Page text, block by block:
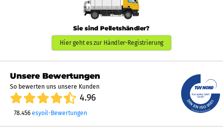
Sie sind Pelletshändler?
Hier geht es zur Händler-Registrierung
Unsere Bewertungen
So bewerten uns unsere Kunden
4.96
78.456 esyoil-Bewertungen